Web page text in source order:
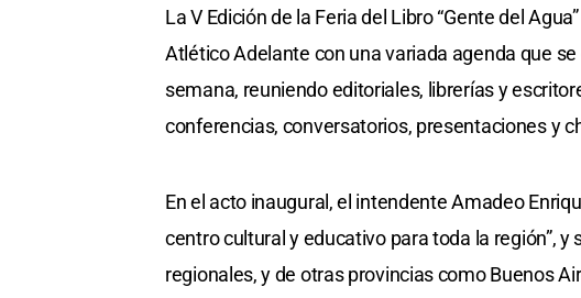
La V Edición de la Feria del Libro “Gente del
Atlético Adelante con una variada agenda que
semana, reuniendo editoriales, librerías y
conferencias, conversatorios, presentaciones y
En el acto inaugural, el intendente Amadeo
centro cultural y educativo para toda la región”,
regionales, y de otras provincias como Buenos